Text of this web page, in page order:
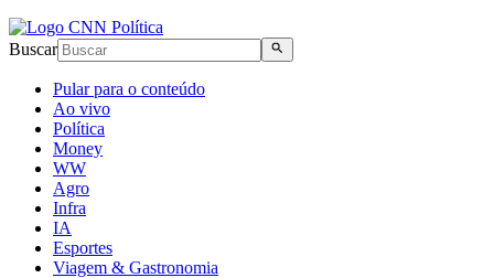
Buscar
Pular para o conteúdo
Ao vivo
Política
Money
WW
Agro
Infra
IA
Esportes
Viagem & Gastronomia